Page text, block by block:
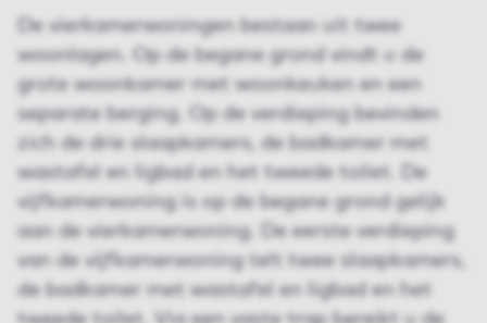
De vierkamerwoningen bestaan uit twee
woonlagen. Op de begane grond vindt u de
grote woonkamer met woonkeuken en een
separate berging. Op de verdieping bevinden
zich de drie slaapkamers, de badkamer met
wastafel en ligbad en het tweede toilet. De
vijfkamerwoning is op de begane grond gelijk
aan de vierkamerwoning. De eerste verdieping
van de vijfkamer­woning telt twee slaapkamers,
de badkamer met wastafel en ligbad en het